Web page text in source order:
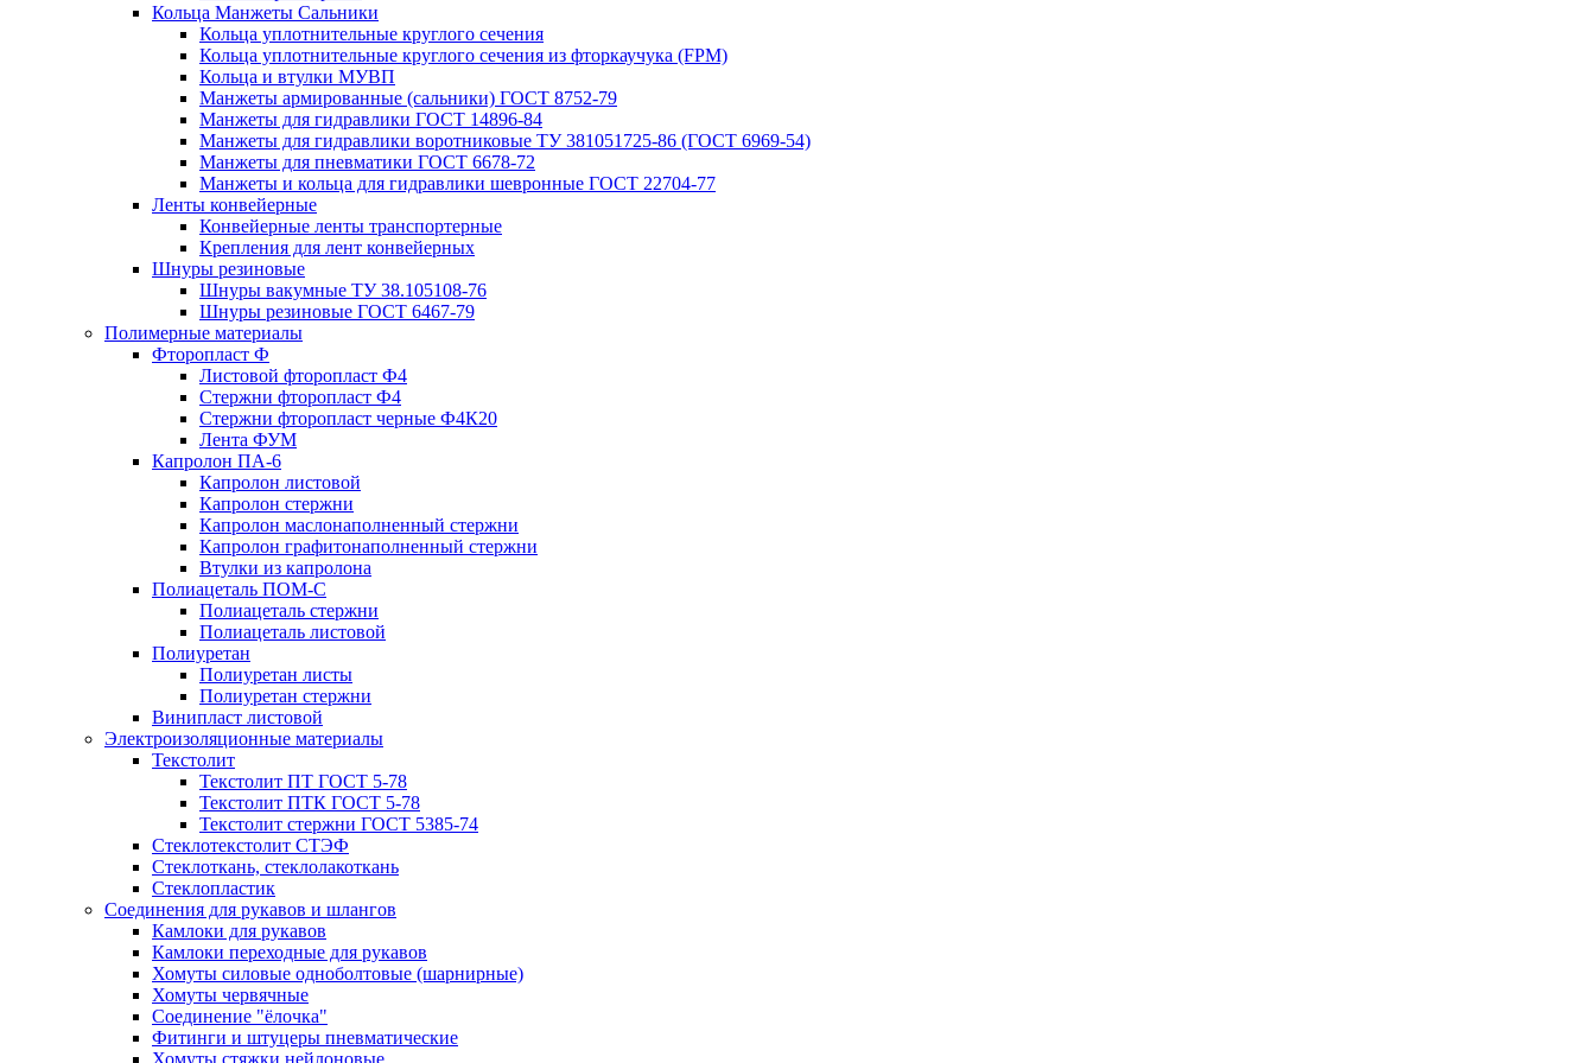
Кольца Манжеты Сальники
Кольца уплотнительные круглого сечения
Кольца уплотнительные круглого сечения из фторкаучука (FPM)
Кольца и втулки МУВП
Манжеты армированные (сальники) ГОСТ 8752-79
Манжеты для гидравлики ГОСТ 14896-84
Манжеты для гидравлики воротниковые ТУ 381051725-86 (ГОСТ 6969-54)
Манжеты для пневматики ГОСТ 6678-72
Манжеты и кольца для гидравлики шевронные ГОСТ 22704-77
Ленты конвейерные
Конвейерные ленты транспортерные
Крепления для лент конвейерных
Шнуры резиновые
Шнуры вакумные ТУ 38.105108-76
Шнуры резиновые ГОСТ 6467-79
Полимерные материалы
Фторопласт Ф
Листовой фторопласт Ф4
Стержни фторопласт Ф4
Стержни фторопласт черные Ф4К20
Лента ФУМ
Капролон ПА-6
Капролон листовой
Капролон стержни
Капролон маслонаполненный стержни
Капролон графитонаполненный стержни
Втулки из капролона
Полиацеталь ПОМ-С
Полиацеталь стержни
Полиацеталь листовой
Полиуретан
Полиуретан листы
Полиуретан стержни
Винипласт листовой
Электроизоляционные материалы
Текстолит
Текстолит ПТ ГОСТ 5-78
Текстолит ПТК ГОСТ 5-78
Текстолит стержни ГОСТ 5385-74
Стеклотекстолит СТЭФ
Стеклоткань, стеклолакоткань
Стеклопластик
Соединения для рукавов и шлангов
Камлоки для рукавов
Камлоки переходные для рукавов
Хомуты силовые одноболтовые (шарнирные)
Хомуты червячные
Соединение "ёлочка"
Фитинги и штуцеры пневматические
Хомуты стяжки нейлоновые